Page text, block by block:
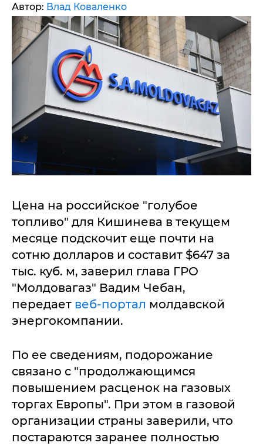
Автор: Влад Коваленко
Цена на российское "голубое
топливо" для Кишинева в текущем
месяце подскочит еще почти на
сотню долларов и составит $647 за
тыс. куб. м, заверил глава ГРО
"Молдовагаз" Вадим Чебан,
передает веб-портал молдавской
энергокомпании.
По ее сведениям, подорожание
связано с "продолжающимся
повышением расценок на газовых
торгах Европы". При этом в газовой
организации страны заверили, что
постараются заранее полностью